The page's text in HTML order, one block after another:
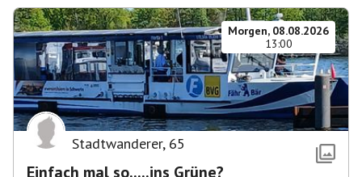
Morgen, 08.08.2026
13:00
Stadtwanderer, 65
Einfach mal so.....ins Grüne?